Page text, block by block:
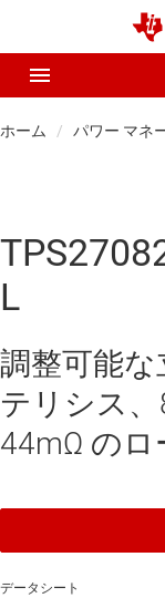
ホーム パワー マネ
L
調整可能
テリシス
44mΩ のロ
データシート